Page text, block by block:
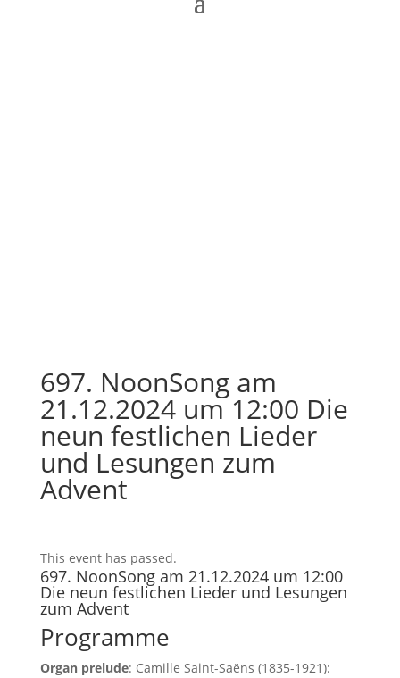
697. NoonSong am
21.12.2024 um 12:00 Die
neun festlichen Lieder
und Lesungen zum
Advent
This event has passed.
697. NoonSong am 21.12.2024 um 12:00
Die neun festlichen Lieder und Lesungen
zum Advent
Programme
Organ prelude: Camille Saint-Saëns (1835-1921):